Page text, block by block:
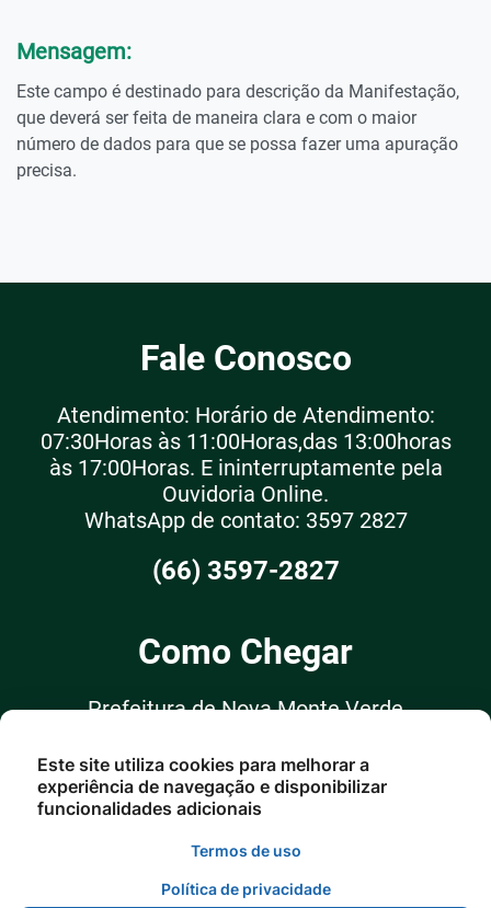
Mensagem:
Este campo é destinado para descrição da Manifestação,
que deverá ser feita de maneira clara e com o maior
número de dados para que se possa fazer uma apuração
precisa.
Fale Conosco
Atendimento: Horário de Atendimento:
07:30Horas às 11:00Horas,das 13:00horas
às 17:00Horas. E ininterruptamente pela
Ouvidoria Online.
WhatsApp de contato: 3597 2827
(66) 3597-2827
Como Chegar
Prefeitura de Nova Monte Verde
Rua: Arlindo Nossolnº 75 Centro -
Nova Monte Verde/MT
Este site utiliza cookies para melhorar a
experiência de navegação e disponibilizar
funcionalidades adicionais
Termos de uso
Política de privacidade